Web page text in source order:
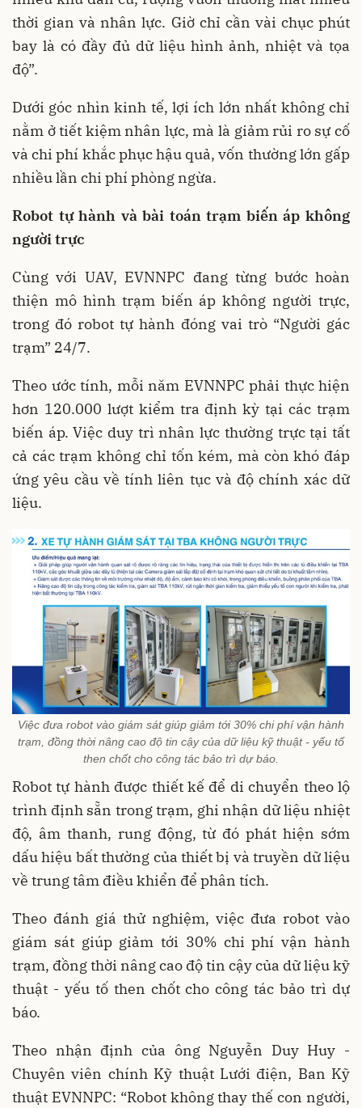
thời gian và nhân lực. Giờ chỉ cần vài chục phút
bay là có đầy đủ dữ liệu hình ảnh, nhiệt và tọa
độ”.
Dưới góc nhìn kinh tế, lợi ích lớn nhất không chỉ
nằm ở tiết kiệm nhân lực, mà là giảm rủi ro sự cố
và chi phí khắc phục hậu quả, vốn thường lớn gấp
nhiều lần chi phí phòng ngừa.
Robot tự hành và bài toán trạm biến áp không
người trực
Cùng với UAV, EVNNPC đang từng bước hoàn
thiện mô hình trạm biến áp không người trực,
trong đó robot tự hành đóng vai trò “Người gác
trạm” 24/7.
Theo ước tính, mỗi năm EVNNPC phải thực hiện
hơn 120.000 lượt kiểm tra định kỳ tại các trạm
biến áp. Việc duy trì nhân lực thường trực tại tất
cả các trạm không chỉ tốn kém, mà còn khó đáp
ứng yêu cầu về tính liên tục và độ chính xác dữ
liệu.
Việc đưa robot vào giám sát giúp giảm tới 30% chi phí vận hành
trạm, đồng thời nâng cao độ tin cậy của dữ liệu kỹ thuật - yếu tố
then chốt cho công tác bảo trì dự báo.
Robot tự hành được thiết kế để di chuyển theo lộ
trình định sẵn trong trạm, ghi nhận dữ liệu nhiệt
độ, âm thanh, rung động, từ đó phát hiện sớm
dấu hiệu bất thường của thiết bị và truyền dữ liệu
về trung tâm điều khiển để phân tích.
Theo đánh giá thử nghiệm, việc đưa robot vào
giám sát giúp giảm tới 30% chi phí vận hành
trạm, đồng thời nâng cao độ tin cậy của dữ liệu kỹ
thuật - yếu tố then chốt cho công tác bảo trì dự
báo.
Theo nhận định của ông Nguyễn Duy Huy -
Chuyên viên chính Kỹ thuật Lưới điện, Ban Kỹ
thuật EVNNPC: “Robot không thay thế con người,